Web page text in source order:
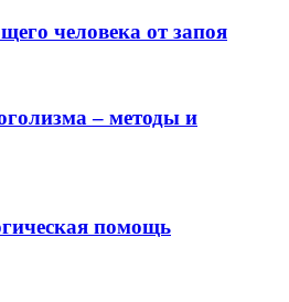
человека от запоя
– методы и
помощь